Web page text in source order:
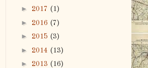
► 2017 (1)
► 2016 (7)
► 2015 (3)
► 2014 (13)
► 2013 (16)